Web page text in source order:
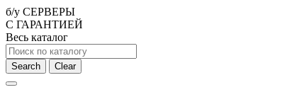
б/у СЕРВЕРЫ
С ГАРАНТИЕЙ
Весь каталог
Search Clear